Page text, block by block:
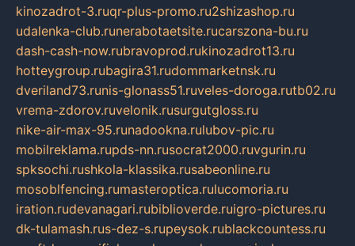
kinozadrot-3.ruqr-plus-promo.ru2shizashop.ru
udalenka-club.runerabotaetsite.rucarszona-bu.ru
dash-cash-now.rubravoprod.rukinozadrot13.ru
hotteygroup.rubagira31.rudommarketnsk.ru
dveriland73.runis-glonass51.ruveles-doroga.rutb02.ru
vrema-zdorov.ruvelonik.rusurgutgloss.ru
nike-air-max-95.runadookna.rulubov-pic.ru
mobilreklama.rupds-nn.rusocrat2000.ruvgurin.ru
spksochi.rushkola-klassika.rusabeonline.ru
mosoblfencing.rumasteroptica.rulucomoria.ru
iration.rudevanagari.rubiblioverde.ruigro-pictures.ru
dk-tulamash.rus-dez-s.rupeysok.rublackcountess.ru